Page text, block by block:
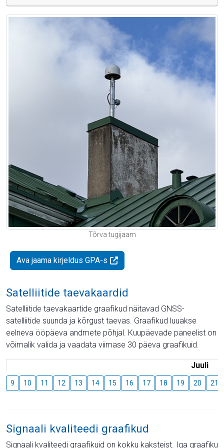
Tõrva tugijaam
Ava jaama kirjeldus GPA-s
Satelliitide taevakaardid
Satelliitide taevakaartide graafikud näitavad GNSS-
satelliitide suunda ja kõrgust taevas. Graafikud luuakse
eelneva ööpäeva andmete põhjal. Kuupäevade paneelist on
võimalik valida ja vaadata viimase 30 päeva graafikuid.
Juuli
9 10 11 12 13 14 15 16 17 18 19 20 21
Signaali kvaliteedi graafikud
Signaali kvaliteedi graafikuid on kokku kaksteist. Iga graafiku